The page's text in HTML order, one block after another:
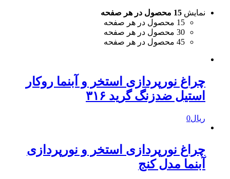
نمایش 15 محصول در هر صفحه
15 محصول در هر صفحه
30 محصول در هر صفحه
45 محصول در هر صفحه
چراغ نورپردازی استخر و آبنما روکار
استیل ضدزنگ گرید ۳۱۶
ریال0
چراغ نورپردازی استخر و نورپردازی
آبنما مدل کنج